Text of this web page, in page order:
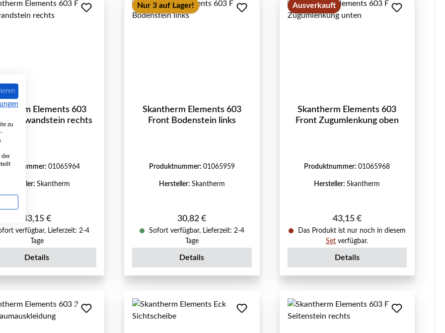
Elements 603
Rückwandstein rechts
01065964
Hersteller: Skantherm
Regulärer Preis:
43,15 €
verfügbar, Lieferzeit: 2-4
Tage
Details
Nur 3 auf Lager!
Skantherm Elements 603
Front Bodenstein links
Produktnummer: 01065959
Hersteller: Skantherm
Regulärer Preis:
30,82 €
Sofort verfügbar, Lieferzeit: 2-4
Tage
Details
Ausverkauft
Skantherm Elements 603
Front Zugumlenkung oben
Produktnummer:01065968
Hersteller:Skantherm
Regulärer Preis:
43,15 €
Das Produkt ist nur noch in diesem
Set verfügbar.
Details
zu
der